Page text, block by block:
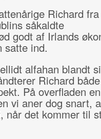
Richard
såkaldte
godt af Irlands
satte ind.
alfahan blandt
Richard
På overfladen en
vi aner dog snart,
når det kommer til